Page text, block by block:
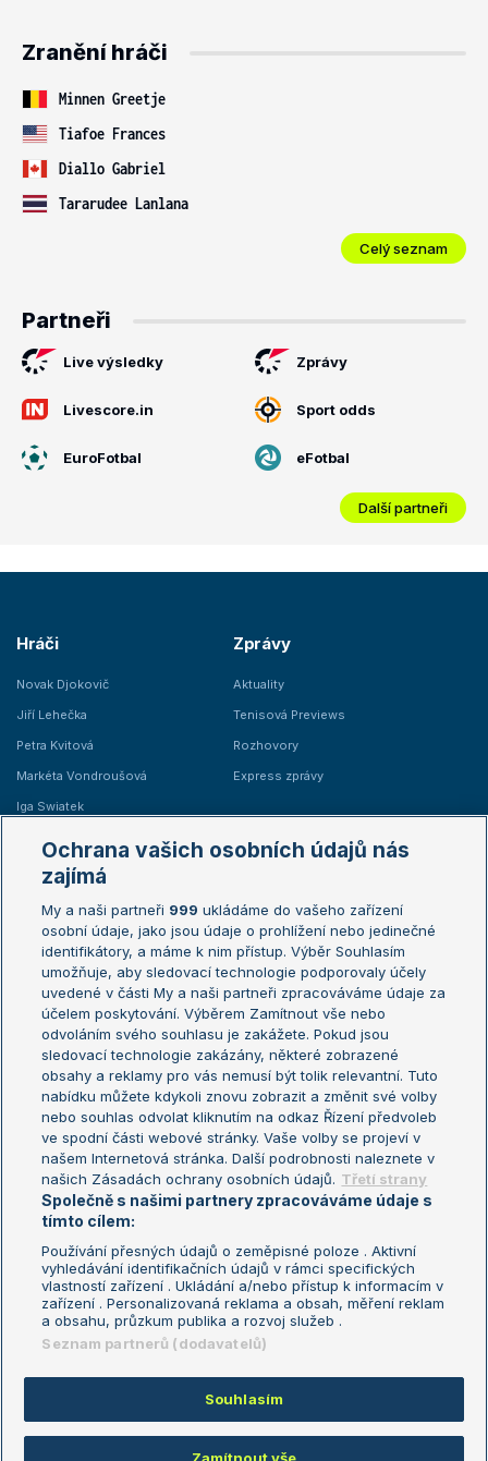
Zranění hráči
Minnen Greetje
Tiafoe Frances
Diallo Gabriel
Tararudee Lanlana
Celý seznam
Partneři
Live výsledky Zprávy
Livescore.in Sport odds
EuroFotbal eFotbal
Další partneři
Hráči
Novak Djokovič
Jiří Lehečka
Petra Kvitová
Markéta Vondroušová
Iga Swiatek
Zprávy
Aktuality
Tenisová Previews
Rozhovory
Express zprávy
Žebříčky
Žebříček ATP (muži)
Žebříček WTA (ženy)
Sázkařský žebříček
Australian Open
French Open
Wimbledon
US Open
Turnaj mistrů
Turnaj mistryň
Aktualní trendy
Fotbalové přestupy
Livesport Daily
LS Prague Open
Podmínky užití
Nastavení soukromí
GDPR a žurnalistika
Reklama
Kontakt
Informace o zpracování osobních
údajů
Copyright © 2008-2026 TenisPortal.cz. Využíváme zpravodajství ČTK.
Ochrana vašich osobních údajů nás
zajímá
My a naši partneři 999 ukládáme do vašeho zařízení
osobní údaje, jako jsou údaje o prohlížení nebo jedinečné
identifikátory, a máme k nim přístup. Výběr Souhlasím
umožňuje, aby sledovací technologie podporovaly účely
uvedené v části My a naši partneři zpracováváme údaje za
účelem poskytování. Výběrem Zamítnout vše nebo
odvoláním svého souhlasu je zakážete. Pokud jsou
sledovací technologie zakázány, některé zobrazené
obsahy a reklamy pro vás nemusí být tolik relevantní. Tuto
nabídku můžete kdykoli znovu zobrazit a změnit své volby
nebo souhlas odvolat kliknutím na odkaz Řízení předvoleb
ve spodní části webové stránky. Vaše volby se projeví v
našem Internetová stránka. Další podrobnosti naleznete v
našich Zásadách ochrany osobních údajů. Třetí strany
Společně s našimi partnery zpracováváme údaje s
tímto cílem:
Používání přesných údajů o zeměpisné poloze . Aktivní
vyhledávání identifikačních údajů v rámci specifických
vlastností zařízení . Ukládání a/nebo přístup k informacím v
zařízení . Personalizovaná reklama a obsah, měření reklam
a obsahu, průzkum publika a rozvoj služeb .
Seznam partnerů (dodavatelů)
Souhlasím